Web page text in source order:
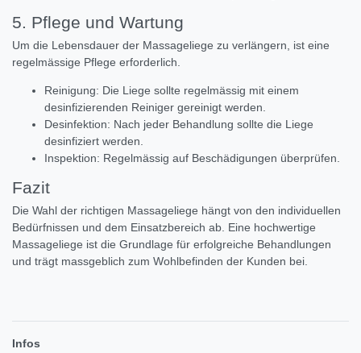
5. Pflege und Wartung
Um die Lebensdauer der Massageliege zu verlängern, ist eine
regelmässige Pflege erforderlich.
Reinigung: Die Liege sollte regelmässig mit einem
desinfizierenden Reiniger gereinigt werden.
Desinfektion: Nach jeder Behandlung sollte die Liege
desinfiziert werden.
Inspektion: Regelmässig auf Beschädigungen überprüfen.
Fazit
Die Wahl der richtigen Massageliege hängt von den individuellen
Bedürfnissen und dem Einsatzbereich ab. Eine hochwertige
Massageliege ist die Grundlage für erfolgreiche Behandlungen
und trägt massgeblich zum Wohlbefinden der Kunden bei.
Infos